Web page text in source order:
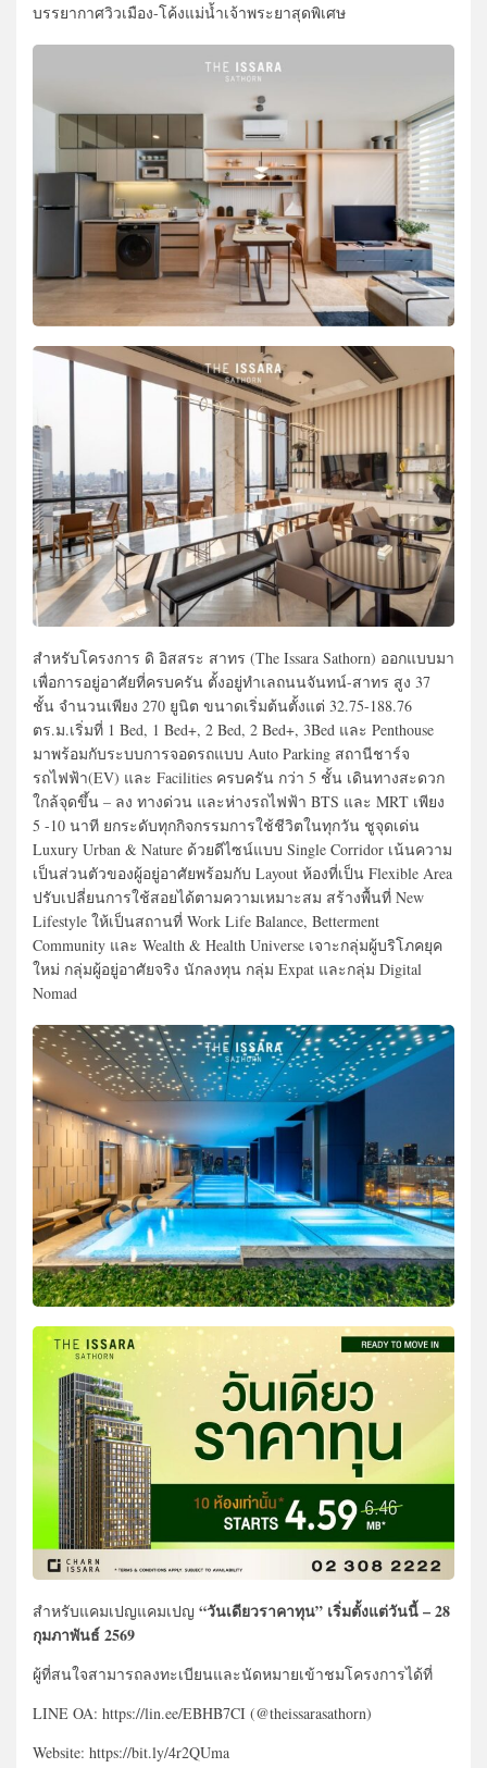
บรรยากาศวิวเมือง-โค้งแม่น้ำเจ้าพระยาสุดพิเศษ
สำหรับโครงการ ดิ อิสสระ สาทร (The Issara Sathorn) ออกแบบมา
เพื่อการอยู่อาศัยที่ครบครัน ตั้งอยู่ทำเลถนนจันทน์-สาทร สูง 37
ชั้น จำนวนเพียง 270 ยูนิต ขนาดเริ่มต้นตั้งแต่ 32.75-188.76
ตร.ม.เริ่มที่ 1 Bed, 1 Bed+, 2 Bed, 2 Bed+, 3Bed และ Penthouse
มาพร้อมกับระบบการจอดรถแบบ Auto Parking สถานีชาร์จ
รถไฟฟ้า(EV) และ Facilities ครบครัน กว่า 5 ชั้น เดินทางสะดวก
ใกล้จุดขึ้น – ลง ทางด่วน และห่างรถไฟฟ้า BTS และ MRT เพียง
5 -10 นาที ยกระดับทุกกิจกรรมการใช้ชีวิตในทุกวัน ชูจุดเด่น
Luxury Urban & Nature ด้วยดีไซน์แบบ Single Corridor เน้นความ
เป็นส่วนตัวของผู้อยู่อาศัยพร้อมกับ Layout ห้องที่เป็น Flexible Area
ปรับเปลี่ยนการใช้สอยได้ตามความเหมาะสม สร้างพื้นที่ New
Lifestyle ให้เป็นสถานที่ Work Life Balance, Betterment
Community และ Wealth & Health Universe เจาะกลุ่มผู้บริโภคยุค
ใหม่ กลุ่มผู้อยู่อาศัยจริง นักลงทุน กลุ่ม Expat และกลุ่ม Digital
Nomad
สำหรับแคมเปญแคมเปญ “วันเดียวราคาทุน” เริ่มตั้งแต่วันนี้ – 28
กุมภาพันธ์ 2569
ผู้ที่สนใจสามารถลงทะเบียนและนัดหมายเข้าชมโครงการได้ที่
LINE OA: https://lin.ee/EBHB7CI (@theissarasathorn)
Website: https://bit.ly/4r2QUma